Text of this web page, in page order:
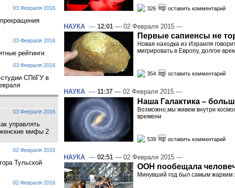
03 Февраля 2016
03 Февраля 2016
рейтинги
03 Февраля 2016
студии СПбГУ в
03 Февраля 2016
управлять
мифы 2
02 Февраля 2016
Тульской
02 Февраля 2016
326 оставить комментарий
НАУКА — 12:01 — 02 Февраля 2015 —
Первые сапиенсы не
Новая находка из Израиля
мигрировать в Европу, долгое
354 оставить комментарий
НАУКА — 11:37 — 02 Февраля 2015 —
Наша Галактика –
Возможно,мы живем внутри
времени
539 оставить комментарий
НАУКА — 02:51 — 02 Февраля 2015 —
ООН пообещала
Минувший год был самым жарким